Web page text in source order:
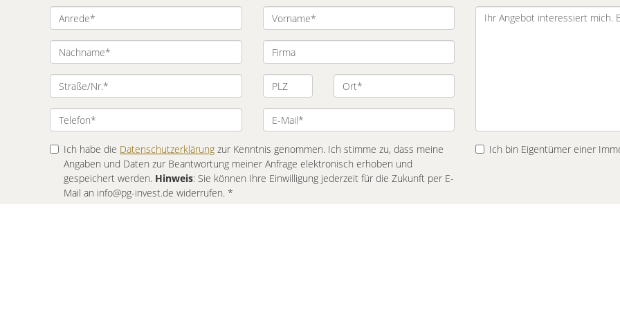
Ich habe die Datenschutzerklärung zur Kenntnis genommen. Ich stimme zu, dass meine
Angaben und Daten zur Beantwortung meiner Anfrage elektronisch erhoben und
gespeichert werden. Hinweis: Sie können Ihre Einwilligung jederzeit für die Zukunft per E-
Mail an info@pg-invest.de widerrufen. *
Ich bin Eigentümer einer